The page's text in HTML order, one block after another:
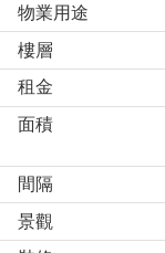
物業用途
樓層
租金
面積
間隔
景觀